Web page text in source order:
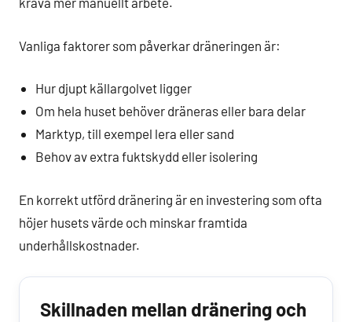
Vanliga faktorer som påverkar dräneringen är:
Hur djupt källargolvet ligger
Om hela huset behöver dräneras eller bara delar
Marktyp, till exempel lera eller sand
Behov av extra fuktskydd eller isolering
En korrekt utförd dränering är en investering som ofta
höjer husets värde och minskar framtida
underhållskostnader.
Skillnaden mellan dränering och